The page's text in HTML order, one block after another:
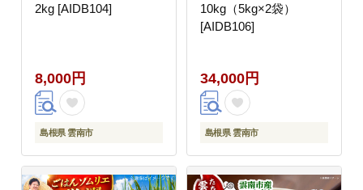
2kg [AIDB104]
8,000円
島根県 雲南市
10kg（5kg×2袋）
[AIDB106]
34,000円
島根県 雲南市